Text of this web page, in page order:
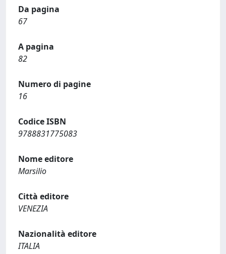
Da pagina
67
A pagina
82
Numero di pagine
16
Codice ISBN
9788831775083
Nome editore
Marsilio
Città editore
VENEZIA
Nazionalità editore
ITALIA